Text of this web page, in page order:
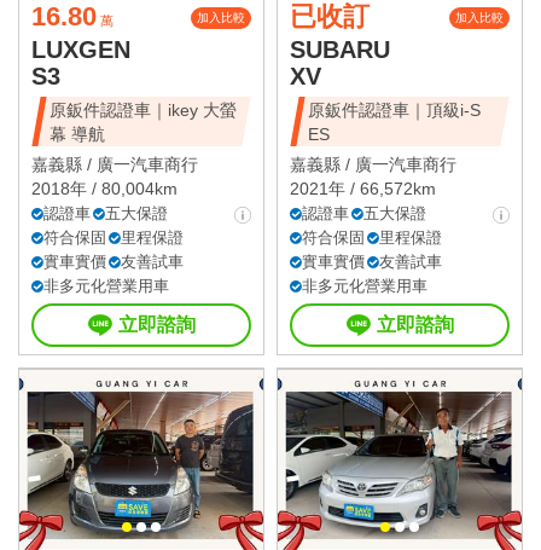
16.80 萬 加入比較
LUXGEN
S3
原鈑件認證車｜ikey 大螢
幕 導航
嘉義縣 / 廣一汽車商行
2018年 / 80,004km
認證車
五大保證
符合保固
里程保證
實車實價
友善試車
非多元化營業用車
立即諮詢
已收訂 加入比較
SUBARU
XV
原鈑件認證車｜頂級i-S
ES
嘉義縣 / 廣一汽車商行
2021年 / 66,572km
認證車
五大保證
符合保固
里程保證
實車實價
友善試車
非多元化營業用車
立即諮詢